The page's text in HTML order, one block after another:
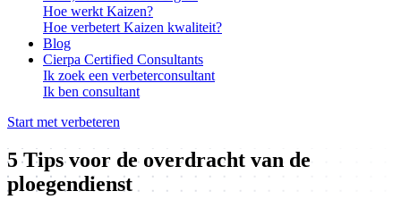
Hoe werkt Kaizen?
Hoe verbetert Kaizen kwaliteit?
Blog
Cierpa Certified Consultants
Ik zoek een verbeterconsultant
Ik ben consultant
Start met verbeteren
5 Tips voor de overdracht van de
ploegendienst